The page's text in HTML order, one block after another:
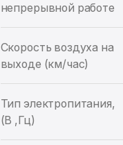
непрерывной работе
Скорость воздуха на
выходе (км/час)
Тип электропитания,
(В ,Гц)